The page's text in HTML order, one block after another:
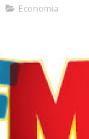
Economia